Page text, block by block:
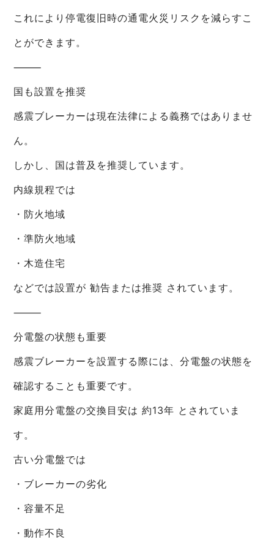
これにより停電復旧時の通電火災リスクを減らすこ
とができます。
⸻
国も設置を推奨
感震ブレーカーは現在法律による義務ではありませ
ん。
しかし、国は普及を推奨しています。
内線規程では
・防火地域
・準防火地域
・木造住宅
などでは設置が 勧告または推奨 されています。
⸻
分電盤の状態も重要
感震ブレーカーを設置する際には、分電盤の状態を
確認することも重要です。
家庭用分電盤の交換目安は 約13年 とされていま
す。
古い分電盤では
・ブレーカーの劣化
・容量不足
・動作不良